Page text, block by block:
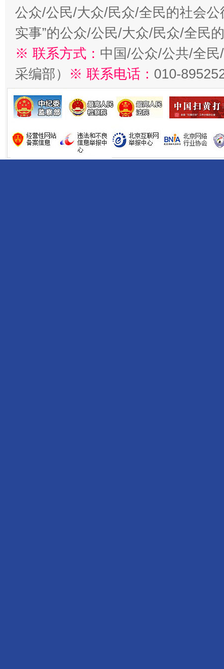
公众/公民/大众/民众/全民的社会公
实事”的公众/公民/大众/民众/全民
※ 联系方式： 中国/公众/公共/全
采编部） ※ 联系电话： 010-